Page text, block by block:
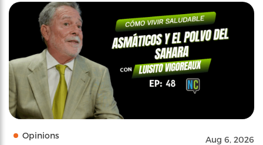
Opinions Aug 6, 2026